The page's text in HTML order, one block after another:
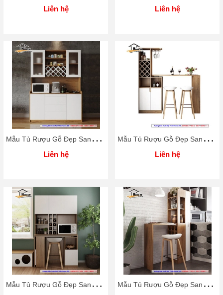
Liên hệ Liên hệ
M
ẫu Tủ Rượu Gỗ Đẹp Sang Trọng Home 3D
Liên hệ
M
ẫu Tủ Rượu Gỗ Đẹp Sang Trọng Home 3D
Liên hệ
M
ẫu Tủ Rượu Gỗ Đẹp Sang Trọng Home 3D M
ẫu Tủ Rượu Gỗ Đẹp Sang Trọng Home 3D